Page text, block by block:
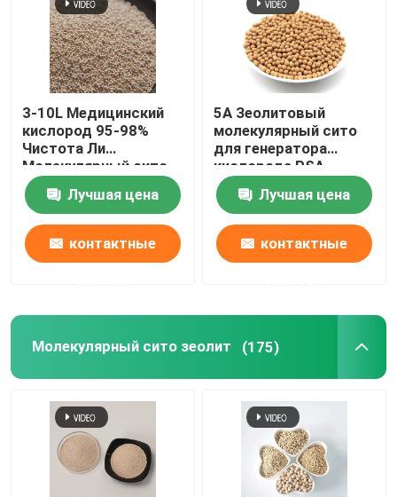
О нас
3-10L Медицинский
кислород 95-98%
Чистота Ли
Молекулярный сито
LIX Зеолит 13X Литий
Зеолит кислород Для
концентратора
кислорода
Лучшая цена
контактные
5A Зеолитовый
молекулярный сито
для генератора
кислорода PSA
молекулярный сито
кислородаЛучшая цена
контактные
Молекулярный сито зеолит (175)